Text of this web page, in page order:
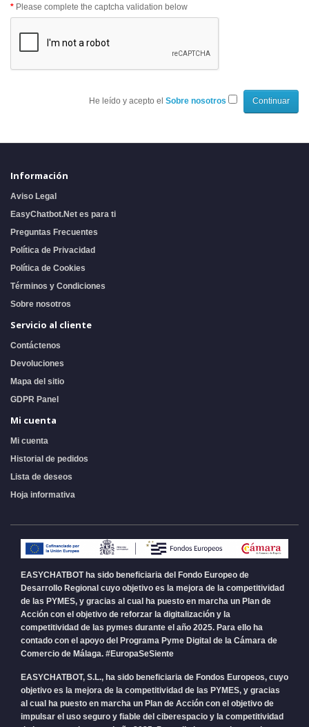
Please complete the captcha validation below
He leído y acepto el Sobre nosotros
Información
Aviso Legal
EasyChatbot.Net es para ti
Preguntas Frecuentes
Política de Privacidad
Política de Cookies
Términos y Condiciones
Sobre nosotros
Servicio al cliente
Contáctenos
Devoluciones
Mapa del sitio
GDPR Panel
Mi cuenta
Mi cuenta
Historial de pedidos
Lista de deseos
Hoja informativa
EASYCHATBOT ha sido beneficiaria del Fondo Europeo de
Desarrollo Regional cuyo objetivo es la mejora de la competitividad
de las PYMES, y gracias al cual ha puesto en marcha un Plan de
Acción con el objetivo de reforzar la digitalización y la
competitividad de las pymes durante el año 2025. Para ello ha
contado con el apoyo del Programa Pyme Digital de la Cámara de
Comercio de Málaga. #EuropaSeSiente
EASYCHATBOT, S.L., ha sido beneficiaria de Fondos Europeos, cuyo
objetivo es la mejora de la competitividad de las PYMES, y gracias
al cual ha puesto en marcha un Plan de Acción con el objetivo de
impulsar el uso seguro y fiable del ciberespacio y la competitividad